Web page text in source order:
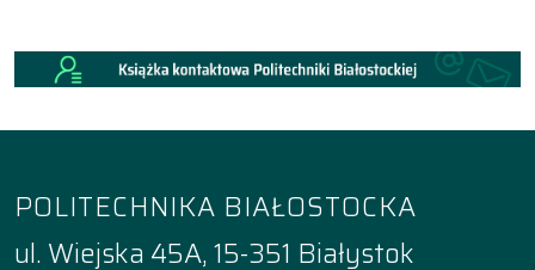
POLITECHNIKA BIAŁOSTOCKA
ul. Wiejska 45A, 15-351 Białystok